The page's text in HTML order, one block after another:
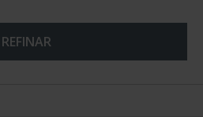
REFINAR